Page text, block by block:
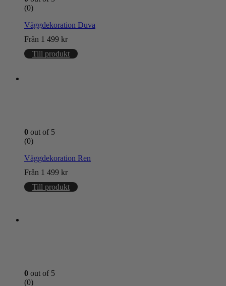
(0)
Väggdekoration Duva
Från 1 499 kr
Till produkt
0 out of 5
(0)
Väggdekoration Ren
Från 1 499 kr
Till produkt
0 out of 5
(0)